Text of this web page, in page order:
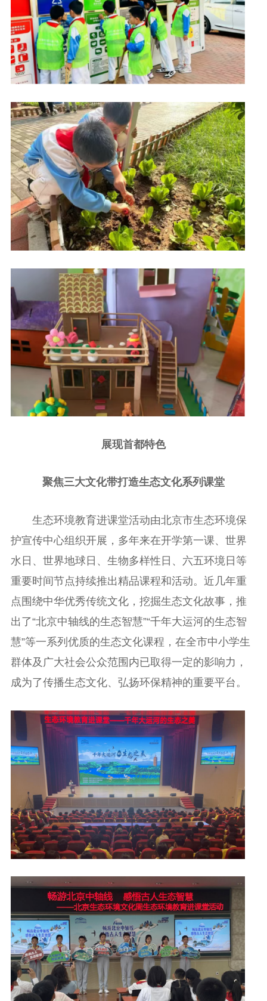
展现首都特色
聚焦三大文化带打造生态文化系列课堂
生态环境教育进课堂活动由北京市生态环境保
护宣传中心组织开展，多年来在开学第一课、世界
水日、世界地球日、生物多样性日、六五环境日等
重要时间节点持续推出精品课程和活动。近几年重
点围绕中华优秀传统文化，挖掘生态文化故事，推
出了“北京中轴线的生态智慧”“千年大运河的生态智
慧”等一系列优质的生态文化课程，在全市中小学生
群体及广大社会公众范围内已取得一定的影响力，
成为了传播生态文化、弘扬环保精神的重要平台。